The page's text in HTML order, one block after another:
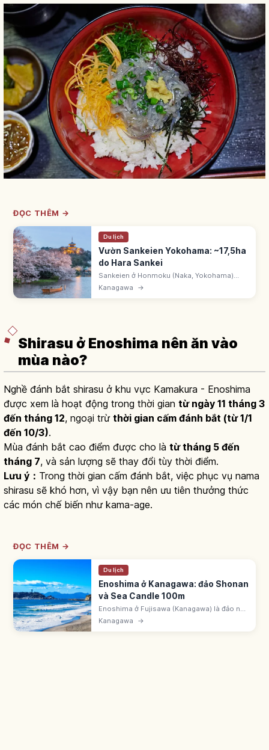
ĐỌC THÊM →
Du lịch
Vườn Sankeien Yokohama: ~17,5ha
do Hara Sankei
Sankeien ở Honmoku (Naka, Yokohama)
~17,5ha do Hara Tomitaro (Sankei) - doanh
nhân tơ sống - tạo. Di dời công trình lịch sử
Kanagawa →
Shirasu ở Enoshima nên ăn vào
mùa nào?
Nghề đánh bắt shirasu ở khu vực Kamakura - Enoshima
được xem là hoạt động trong thời gian từ ngày 11 tháng 3
đến tháng 12, ngoại trừ thời gian cấm đánh bắt (từ 1/1
đến 10/3).
Mùa đánh bắt cao điểm được cho là từ tháng 5 đến
tháng 7, và sản lượng sẽ thay đổi tùy thời điểm.
Lưu ý： Trong thời gian cấm đánh bắt, việc phục vụ nama
shirasu sẽ khó hơn, vì vậy bạn nên ưu tiên thưởng thức
các món chế biến như kama-age.
ĐỌC THÊM →
Du lịch
Enoshima ở Kanagawa: đảo Shonan
và Sea Candle 100m
Enoshima ở Fujisawa (Kanagawa) là đảo nhỏ
Shonan. Enoshima Jinja gồm 3 đền
Hetsumiya, Nakatsumiya, Okutsumiya thờ
Kanagawa →